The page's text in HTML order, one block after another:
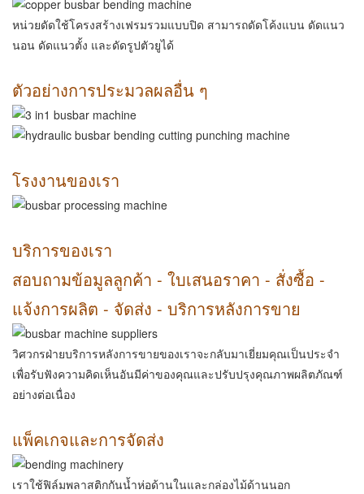
หน่วยดัดใช้โครงสร้างเฟรมรวมแบบปิด สามารถดัดโค้งแบน ดัดแนว
นอน ดัดแนวตั้ง และดัดรูปตัวยูได้
ตัวอย่างการประมวลผลอื่น ๆ
โรงงานของเรา
บริการของเรา
สอบถามข้อมูลลูกค้า - ใบเสนอราคา - สั่งซื้อ -
แจ้งการผลิต - จัดส่ง - บริการหลังการขาย
วิศวกรฝ่ายบริการหลังการขายของเราจะกลับมาเยี่ยมคุณเป็นประจำ
เพื่อรับฟังความคิดเห็นอันมีค่าของคุณและปรับปรุงคุณภาพผลิตภัณฑ์
อย่างต่อเนื่อง
แพ็คเกจและการจัดส่ง
เราใช้ฟิล์มพลาสติกกันน้ำห่อด้านในและกล่องไม้ด้านนอก